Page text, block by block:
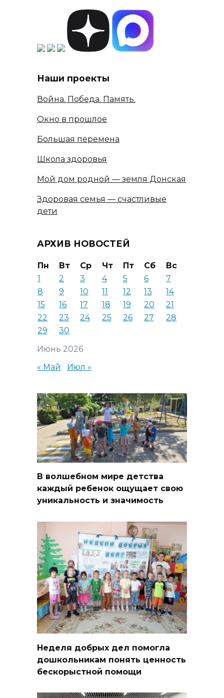
Наши проекты
Война. Победа. Память.
Окно в прошлое
Большая перемена
Школа здоровья
Мой дом родной — земля Донская
Здоровая семья — счастливые
дети
АРХИВ НОВОСТЕЙ
Июнь 2026
Пн Вт Ср Чт Пт Сб
Вс
1
2 3 4 5 6
7
8
9 10 11 12 13
14
15
16 17 18 19 20
21
22
23 24 25 26 27
28
29
30
« Май Июл »
В волшебном мире детства
каждый ребенок ощущает свою
уникальность и значимость
Неделя добрых дел помогла
дошкольникам понять ценность
бескорыстной помощи